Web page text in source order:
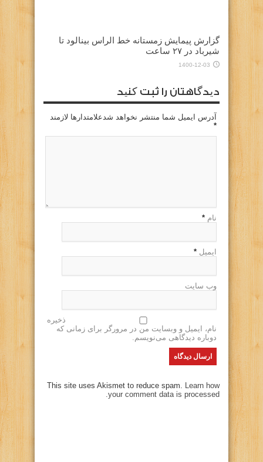
گزارش پیمایش زمستانه خط الراس بینالود تا
شیرباد در ۲۷ ساعت
1400-12-03
دیدگاهتان را ثبت کنید
آدرس ایمیل شما منتشر نخواهد شدعلامتدارها لازمند
*
نام *
ایمیل *
وب سایت
ذخیره
نام، ایمیل و وبسایت من در مرورگر برای زمانی که
دوباره دیدگاهی می‌نویسم.
This site uses Akismet to reduce spam. Learn how
your comment data is processed.